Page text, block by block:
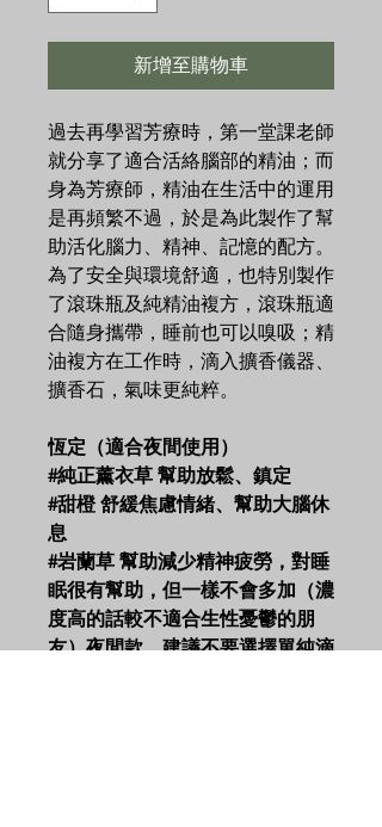
新增至購物車
過去再學習芳療時，第一堂課老師
就分享了適合活絡腦部的精油；而
身為芳療師，精油在生活中的運用
是再頻繁不過，於是為此製作了幫
助活化腦力、精神、記憶的配方。
為了安全與環境舒適，也特別製作
了滾珠瓶及純精油複方，滾珠瓶適
合隨身攜帶，睡前也可以嗅吸；精
油複方在工作時，滴入擴香儀器、
擴香石，氣味更純粹。
恆定（適合夜間使用）
#純正薰衣草 幫助放鬆、鎮定
#甜橙 舒緩焦慮情緒、幫助大腦休
息
#岩蘭草 幫助減少精神疲勞，對睡
眠很有幫助，但一樣不會多加（濃
度高的話較不適合生性憂鬱的朋
友）夜間款，建議不要選擇單純滴